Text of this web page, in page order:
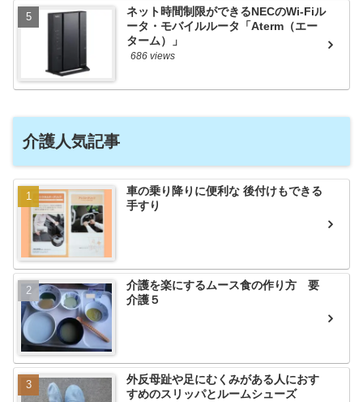
ネット時間制限ができるNECのWi-Fiル
ータ・モバイルルータ「Aterm（エー
ターム）」
686 views
介護人気記事
車の乗り降りに便利な 後付けもできる
手すり
介護を楽にするムース食の作り方 要
介護５
外反母趾や足にむくみがある人におす
すめのスリッパとルームシューズ